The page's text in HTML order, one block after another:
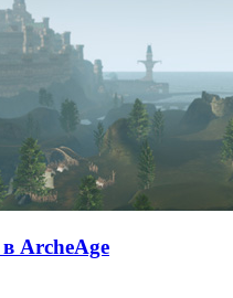
ArcheAge